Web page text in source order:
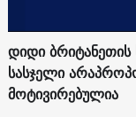
დიდი
სასჯელი
მოტივირებულია